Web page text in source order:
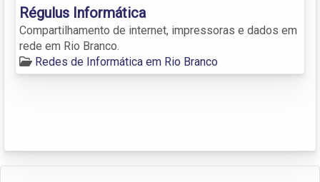
Régulus Informática
Compartilhamento de internet, impressoras e dados em
rede em Rio Branco.
Redes de Informática em Rio Branco